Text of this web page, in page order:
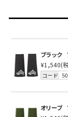
ブラック
¥1,540(
コード
オリーブ